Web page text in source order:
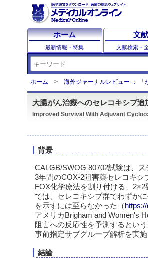
ホーム
最新情報・特集
文献
文献検索・
ホーム 海外ジャーナルレビュー ： 「
大腸がん治療へのセレコキシブ
Improved Survival With Adjuvant
背景
CALGB/SWOG 80702試験は、
3年間のCOX-2阻害薬セレコキ
FOX化学療法を割り付ける、
では、セレコキシブ群でわずか
を示すには至らなかった（
アメリカBrigham and Women's
阻害への反応性を予測するとい
事前指定サブグループ解析を実施
結論